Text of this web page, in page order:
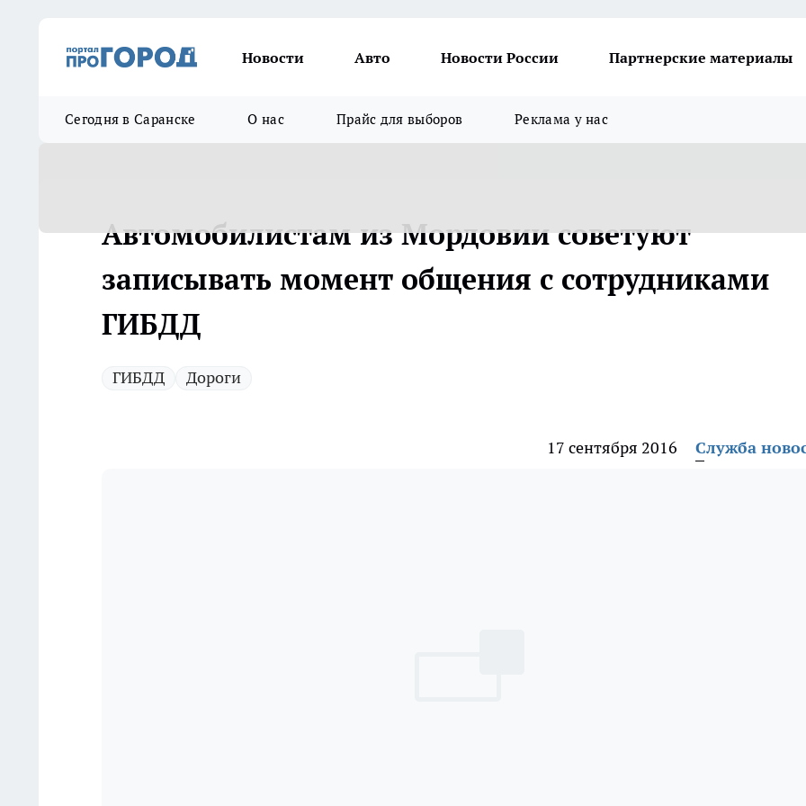
Новости Авто Новости России Партнерские материалы
Сегодня в Саранске О нас Прайс для выборов Реклама у нас
Автомобилистам из Мордовии советуют
записывать момент общения с сотрудниками
ГИБДД
ГИБДД Дороги
17 сентября 2016 Служба